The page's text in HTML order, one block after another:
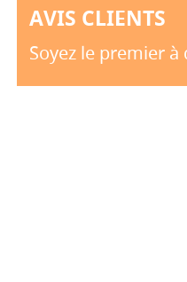
AVIS CLIENTS
Soyez le premier